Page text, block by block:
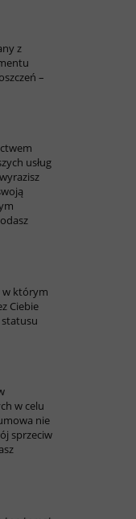
z
–
usług
w którym
Ciebie
statusu
w celu
nie
sprzeciw